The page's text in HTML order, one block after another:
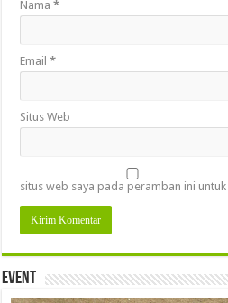
Nama*
Email*
Situs Web
situs web saya pada peramban ini
Event